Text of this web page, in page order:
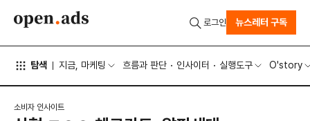
탐색 지금, 마케팅 흐름과 판단 인사이터 실행도구 O'story
로그인 뉴스레터 구독
소비자 인사이트